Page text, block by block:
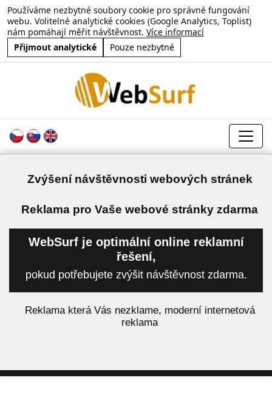
Používáme nezbytné soubory cookie pro správné fungování
webu. Volitelné analytické cookies (Google Analytics, Toplist)
nám pomáhají měřit návštěvnost. Více informací
Přijmout analytické
Pouze nezbytné
Zvýšení návštěvnosti webových stránek
Reklama pro Vaše webové stránky zdarma
WebSurf je optimální online reklamní
řešení,
pokud potřebujete zvýšit návštěvnost zdarma.
Reklama která Vás nezklame, moderní internetová
reklama